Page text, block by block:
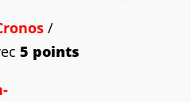
/
5 points